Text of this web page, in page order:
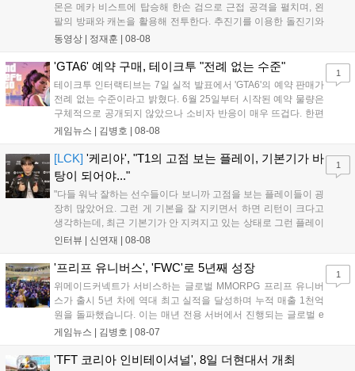
몬은 메카 비스트에 탑승해 한손 검으로 근접 공격을 펼치며, 왼
팔의 방패와 캐논을 활용해 전투한다. 추진기를 이용한 돌진기와
참격 형태의 궁극기를 보유했고, 메카 파괴 시 맨몸으로 기관총을
산의 영웅들 업데이트를 통해 정식 출시될 예정이다....
동영상 | 정재훈 | 08-08
'GTA6' 예약 구매, 테이크투 "전례 없는 수준"
테이크투 인터랙티브는 7일 실적 발표에서 'GTA6'의 예약 판매가
전례 없는 수준이라고 밝혔다. 6월 25일부터 시작된 예약 물량은
구체적으로 공개되지 않았으나 소비자 반응이 매우 뜨겁다. 한편
11월 19일 PS5와 Xbox 시리즈 X|S로 정식 출시될 예정이며, 록
상 'Grand Theft Auto VI: An Extended Look'을 최초 공개할 계획
이다....
게임뉴스 | 김병호 | 08-08
1
[LCK] '케리아', "T1의 고점 보는 플레이, 기본기가 바
탕이 되어야..."
"다들 워낙 잘하는 선수들이다 보니까 고점을 보는 플레이들이 굉
장히 많았어요. 그런 게 기본을 잘 지키면서 하면 리턴이 크다고
생각하는데, 최근 기본기가 안 지켜지고 있는 상태로 그런 플레이
를 추구하다 보니까 팀적으로 안 좋은 사고가 계속 많이 났던 것
LoL 챔피언스 코리아(LCK)'...
인터뷰 | 신연재 | 08-08
1
'프리프 유니버스', 'FWC'로 5년째 성장
위메이드커넥트가 서비스하는 글로벌 MMORPG 프리프 유니버
스가 출시 5년 차에 역대 최고 실적을 달성하며 누적 매출 1천억
원을 돌파했습니다. 이는 매년 전용 서버에서 진행되는 글로벌 e
스포츠 대회 FWC의 영향이 큽니다. FWC는 이용자가 동일한 조
은 전년 대비 매출과 이용자 지표가 대폭 상승하는 성과를 냈습니
게임뉴스 | 김병호 | 08-07
1
'TFT 코리아 인비테이셔널', 8일 더현대서 개최